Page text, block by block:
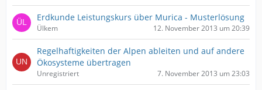
Erdkunde Leistungskurs über Murica - Musterlösung
Ülkem 12. November 2013 um 20:39
Regelhaftigkeiten der Alpen ableiten und auf andere
Ökosysteme übertragen
Unregistriert 7. November 2013 um 23:03